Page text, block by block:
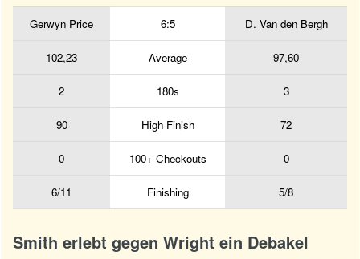
Gerwyn Price 6:5 D. Van den Bergh
102,23 Average 97,60
2 180s 3
90 High Finish 72
0 100+ Checkouts 0
6/11 Finishing 5/8
Smith erlebt gegen Wright ein Debakel